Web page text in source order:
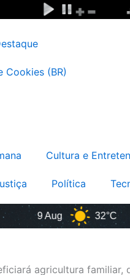
Cookies (BR)
Cultura e
Política
9 Aug 32°C
agricultura familiar,